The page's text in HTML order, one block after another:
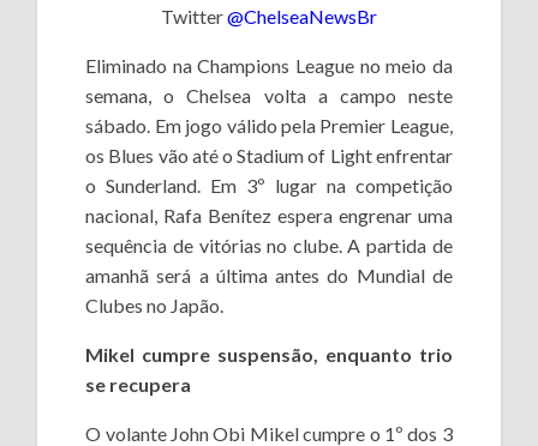
Twitter@ChelseaNewsBr
Eliminado na Champions League no meio da
semana, o Chelsea volta a campo neste
sábado. Em jogo válido pela Premier League,
os Blues vão até o Stadium of Light enfrentar
o Sunderland. Em 3º lugar na competição
nacional, Rafa Benítez espera engrenar uma
sequência de vitórias no clube. A partida de
amanhã será a última antes do Mundial de
Clubes no Japão.
Mikel cumpre suspensão, enquanto trio
se recupera
O volante John Obi Mikel cumpre o 1º dos 3